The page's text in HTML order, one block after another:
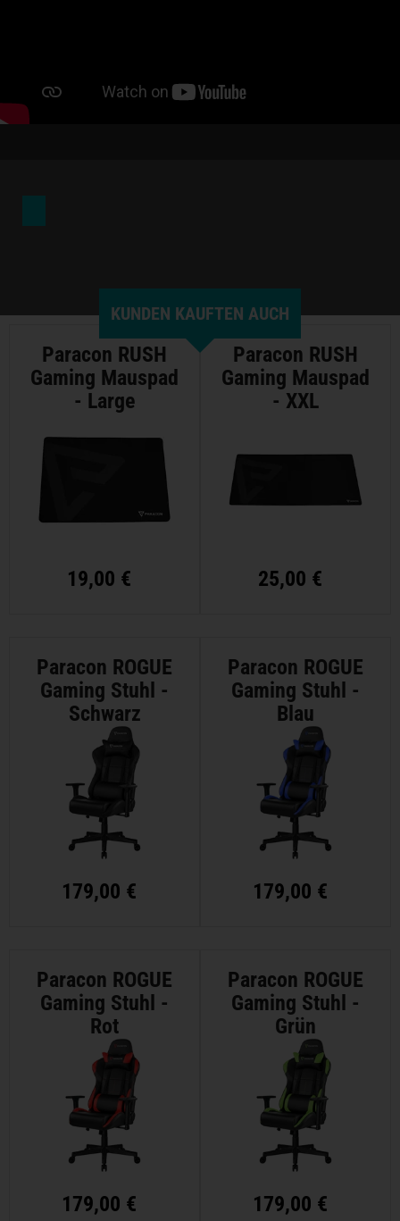
KUNDEN KAUFTEN AUCH
Paracon RUSH
Gaming Mauspad
- Large
19,00 €
Paracon RUSH
Gaming Mauspad
- XXL
25,00 €
Paracon ROGUE
Gaming Stuhl -
Schwarz
179,00 €
Paracon ROGUE
Gaming Stuhl -
Blau
179,00 €
Paracon ROGUE
Gaming Stuhl -
Rot
179,00 €
Paracon ROGUE
Gaming Stuhl -
Grün
179,00 €